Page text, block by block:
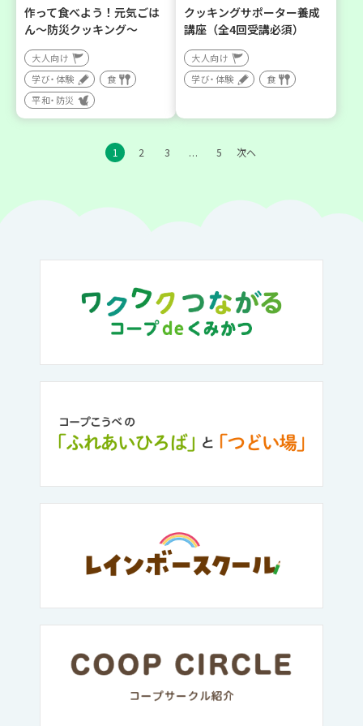
作って食べよう！元気ごは
ん～防災クッキング～
大人向け
学び・体験
食
平和・防災
クッキングサポーター養成
講座（全4回受講必須）
大人向け
学び・体験
食
1 2 3 … 5 次へ